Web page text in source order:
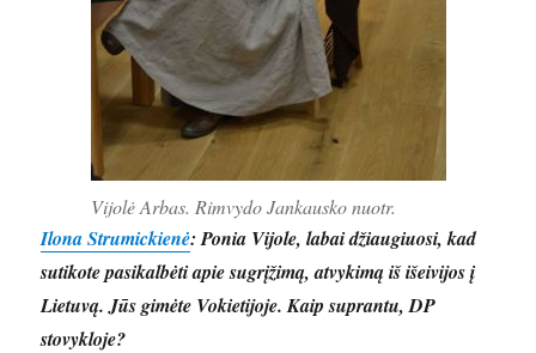
Vijolė Arbas. Rimvydo Jankausko nuotr.
Ilona Strumickienė: Ponia Vijole, labai džiaugiuosi, kad
sutikote pasikalbėti apie sugrįžimą, atvykimą iš išeivijos į
Lietuvą. Jūs gimėte Vokietijoje. Kaip suprantu, DP
stovykloje?